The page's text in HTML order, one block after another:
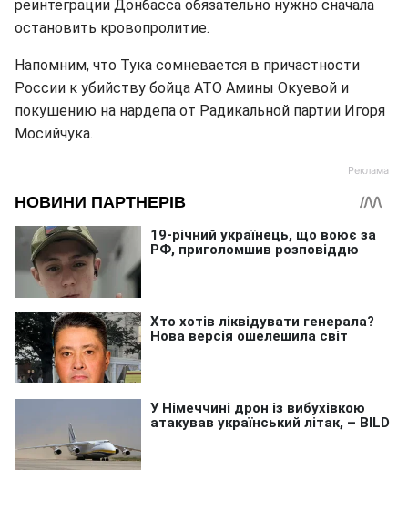
реинтеграции Донбасса обязательно нужно сначала
остановить кровопролитие.
Напомним, что Тука сомневается в причастности
России к убийству бойца АТО Амины Окуевой и
покушению на нардепа от Радикальной партии Игоря
Мосийчука.